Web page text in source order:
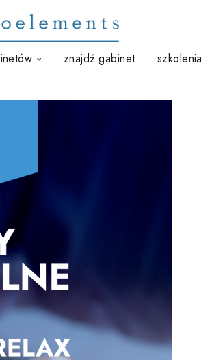
znajdź gabinet szkolenia